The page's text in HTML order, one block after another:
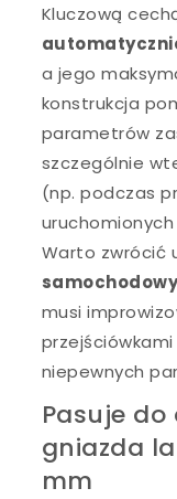
Kluczową
a jego
konstrukcja
parametrów
szczególnie
(np. podczas
Warto zwrócić
samochodowy
musi
niepewnych
Pasuje
gniazda
mm